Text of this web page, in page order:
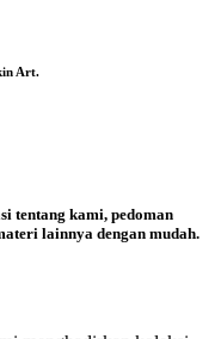
Art.
tentang kami, pedoman
lainnya dengan mudah.